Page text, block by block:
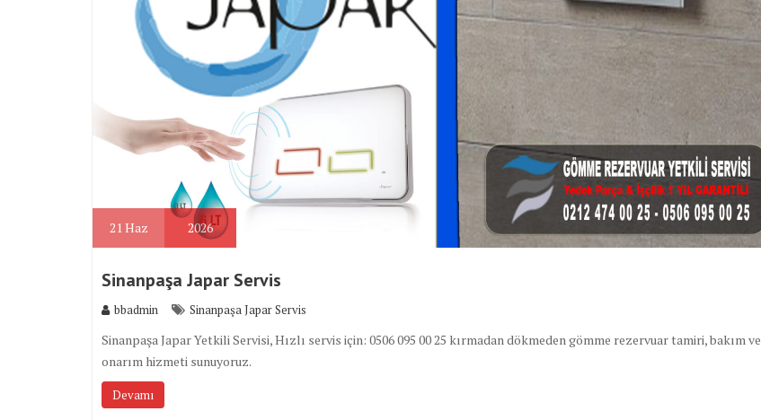
21Haz 2026
Sinanpaşa Japar Servis
bbadmin Sinanpaşa Japar Servis
Sinanpaşa Japar Yetkili Servisi, Hızlı servis için: 0506 095 00 25 kırmadan dökmeden gömme rezervuar tamiri, bakım ve
onarım hizmeti sunuyoruz.
Devamı